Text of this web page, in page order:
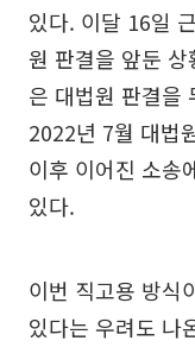
있다. 이달 16일
원 판결을 앞둔
은 대법원 판결을
2022년 7월 대법
이후 이어진 소송
있다.
이번 직고용 방식
있다는 우려도 나